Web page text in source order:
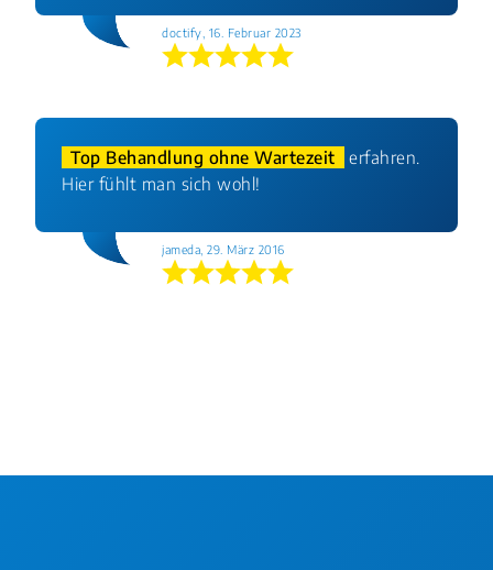
doctify, 16. Februar 2023
Top Behandlung ohne Wartezeit
erfahren.
Hier fühlt man sich wohl!
jameda, 29. März 2016